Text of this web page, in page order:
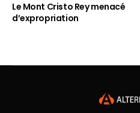
Le Mont Cristo Rey menacé
d’expropriation